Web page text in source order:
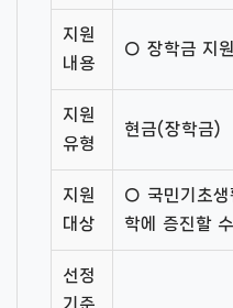
지원
내용
○ 장학금 지원
지원
유형
현금(장학금)
지원
대상
○ 국민기초생
학에 증진할
선정
기준